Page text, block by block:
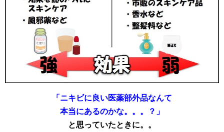
「ニキビに良い医薬部外品なんて
本当にあるのかな。。。？」
と思っていたときに。。